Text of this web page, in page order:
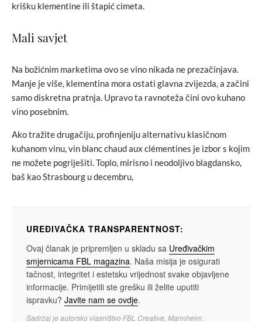
krišku klementine ili štapić cimeta.
Mali savjet
Na božićnim marketima ovo se vino nikada ne prezačinjava.
Manje je više, klementina mora ostati glavna zvijezda, a začini
samo diskretna pratnja. Upravo ta ravnoteža čini ovo kuhano
vino posebnim.
Ako tražite drugačiju, profinjeniju alternativu klasičnom
kuhanom vinu, vin blanc chaud aux clémentines je izbor s kojim
ne možete pogriješiti. Toplo, mirisno i neodoljivo blagdansko,
baš kao Strasbourg u decembru,
UREĐIVAČKA TRANSPARENTNOST:
Ovaj članak je pripremljen u skladu sa Uređivačkim
smjernicama FBL magazina. Naša misija je osigurati
tačnost, integritet i estetsku vrijednost svake objavljene
informacije. Primijetili ste grešku ili želite uputiti
ispravku? Javite nam se ovdje.
Sadržaj je autorsko vlasništvo FBL Creative, Mannheim.